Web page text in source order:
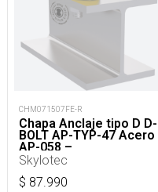
CHM071507FE-R
Chapa Anclaje tipo D D-
BOLT AP-TYP-47 Acero
AP-058 –
Skylotec
$ 87.990